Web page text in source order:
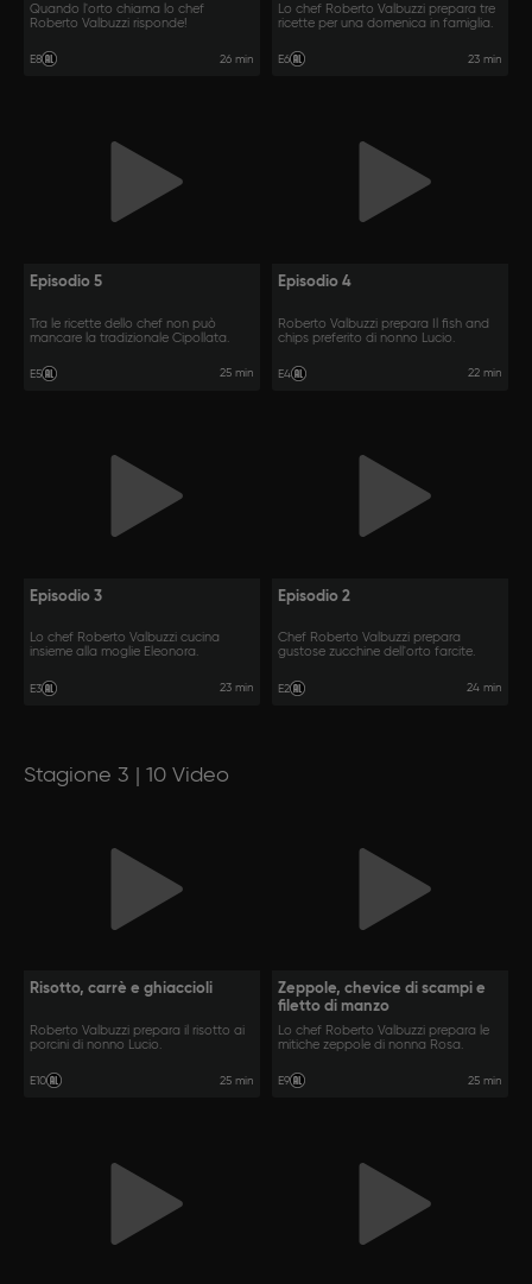
Quando l'orto chiama lo chef
Roberto Valbuzzi risponde!
E8 26 min
Lo chef Roberto Valbuzzi prepara tre
ricette per una domenica in famiglia.
E6 23 min
Episodio 5
Tra le ricette dello chef non può
mancare la tradizionale Cipollata.
E5 25 min
Episodio 4
Roberto Valbuzzi prepara Il fish and
chips preferito di nonno Lucio.
E4 22 min
Episodio 3
Lo chef Roberto Valbuzzi cucina
insieme alla moglie Eleonora.
E3 23 min
Episodio 2
Chef Roberto Valbuzzi prepara
gustose zucchine dell'orto farcite.
E2 24 min
Stagione 3 | 10 Video
Risotto, carrè e ghiaccioli
Roberto Valbuzzi prepara il risotto ai
porcini di nonno Lucio.
E10 25 min
Zeppole, chevice di scampi e
filetto di manzo
Lo chef Roberto Valbuzzi prepara le
mitiche zeppole di nonna Rosa.
E9 25 min